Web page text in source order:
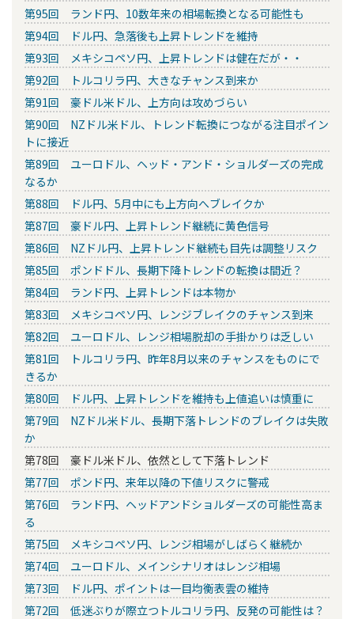
第95回 ランド円、10数年来の相場転換となる可能性も
第94回 ドル円、急落後も上昇トレンドを維持
第93回 メキシコペソ円、上昇トレンドは健在だが・・
第92回 トルコリラ円、大きなチャンス到来か
第91回 豪ドル米ドル、上方向は攻めづらい
第90回 NZドル米ドル、トレンド転換につながる注目ポイン
トに接近
第89回 ユーロドル、ヘッド・アンド・ショルダーズの完成
なるか
第88回 ドル円、5月中にも上方向へブレイクか
第87回 豪ドル円、上昇トレンド継続に黄色信号
第86回 NZドル円、上昇トレンド継続も目先は調整リスク
第85回 ポンドドル、長期下降トレンドの転換は間近？
第84回 ランド円、上昇トレンドは本物か
第83回 メキシコペソ円、レンジブレイクのチャンス到来
第82回 ユーロドル、レンジ相場脱却の手掛かりは乏しい
第81回 トルコリラ円、昨年8月以来のチャンスをものにで
きるか
第80回 ドル円、上昇トレンドを維持も上値追いは慎重に
第79回 NZドル米ドル、長期下落トレンドのブレイクは失敗
か
第78回 豪ドル米ドル、依然として下落トレンド
第77回 ポンド円、来年以降の下値リスクに警戒
第76回 ランド円、ヘッドアンドショルダーズの可能性高ま
る
第75回 メキシコペソ円、レンジ相場がしばらく継続か
第74回 ユーロドル、メインシナリオはレンジ相場
第73回 ドル円、ポイントは一目均衡表雲の維持
第72回 低迷ぶりが際立つトルコリラ円、反発の可能性は？